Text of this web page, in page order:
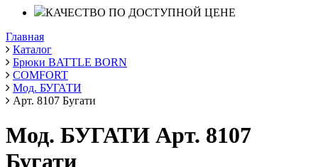
КАЧЕСТВО ПО ДОСТУПНОЙ ЦЕНЕ
Главная
Каталог
Брюки BATTLE BORN
COMFORT
Мод. БУГАТИ
Арт. 8107 Бугати
Мод. БУГАТИ Арт. 8107
Бугати